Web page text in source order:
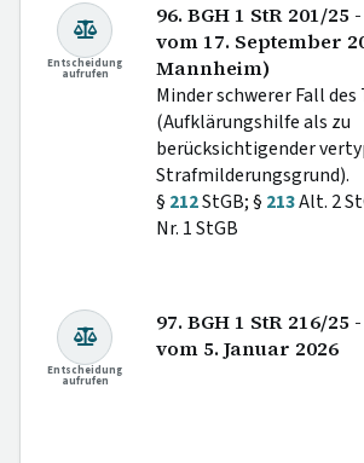
Entscheidung
aufrufen
96. BGH 1 StR 201/25
vom 17. September
Mannheim)
Minder schwerer Fall
(Aufklärungshilfe als zu
berücksichtigender
Strafmilderungsgrund).
§ 212StGB; § 213Alt. 2
Nr. 1 StGB
Entscheidung
aufrufen
97. BGH 1 StR 216/25
vom 5. Januar 2026